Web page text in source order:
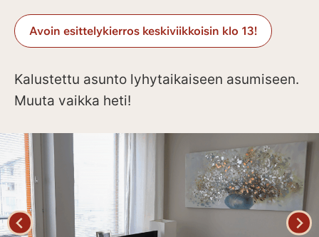
Avoin esittelykierros keskiviikkoisin klo 13!
Kalustettu asunto lyhytaikaiseen asumiseen.
Muuta vaikka heti!